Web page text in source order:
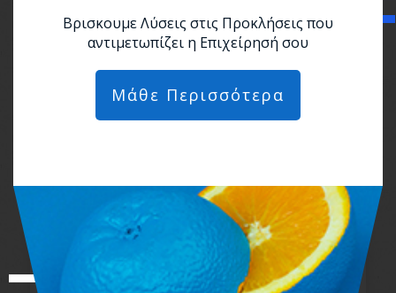
Θες να φτιάξεις το δικό σου
Βρισκουμε Λύσεις στις Προκλήσεις που
αντιμετωπίζει η Επιχείρησή σου
Μάθε Περισσότερα